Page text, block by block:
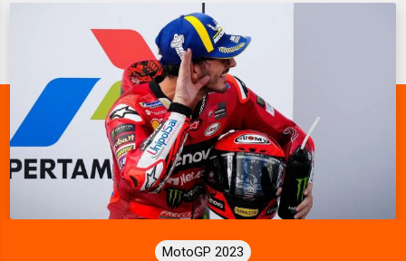
MotoGP 2023